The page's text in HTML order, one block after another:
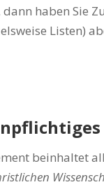
haben Sie
Listen)
beinhaltet